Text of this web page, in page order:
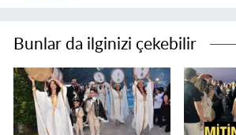
Bunlar da ilginizi çekebilir